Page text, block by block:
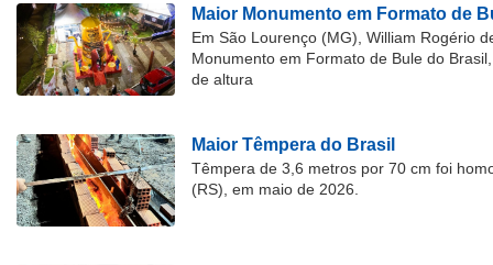
Maior Monumento em Formato de
Em São Lourenço (MG), William Rogério
Monumento em Formato de Bule do
de altura
Maior Têmpera do Brasil
Têmpera de 3,6 metros por 70 cm foi
(RS), em maio de 2026.